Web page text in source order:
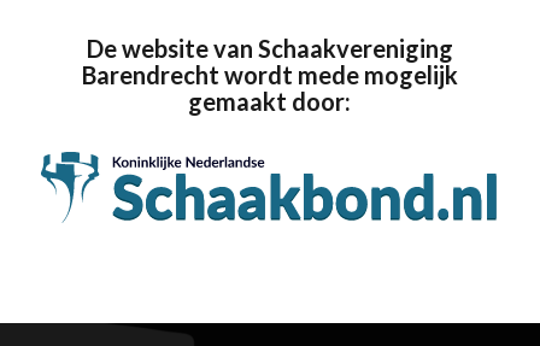
De website van Schaakvereniging
Barendrecht wordt mede mogelijk
gemaakt door: